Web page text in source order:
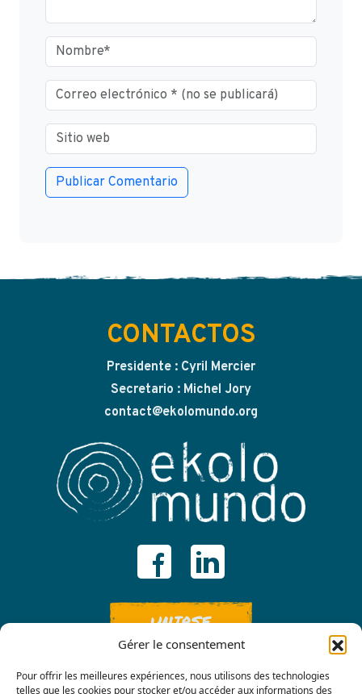
Gérer le consentement
Pour offrir les meilleures expériences, nous utilisons des technologies
telles que les cookies pour stocker et/ou accéder aux informations des
CONTACTOS
Presidente : Cyril Mercier
Secretario : Michel Jory
contact@ekolomundo.org
UNIRSE